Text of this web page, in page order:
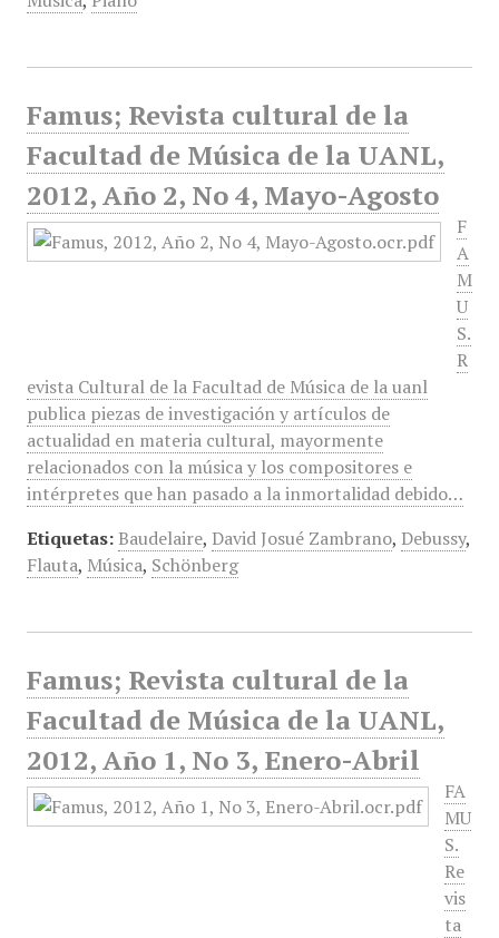
Famus; Revista cultural de la
Facultad de Música de la UANL,
2012, Año 2, No 4, Mayo-Agosto
F
A
M
U
S.
R
evista Cultural de la Facultad de Música de la uanl
publica piezas de investigación y artículos de
actualidad en materia cultural, mayormente
relacionados con la música y los compositores e
intérpretes que han pasado a la inmortalidad debido…
Etiquetas: Baudelaire, David Josué Zambrano, Debussy,
Flauta, Música, Schönberg
Famus; Revista cultural de la
Facultad de Música de la UANL,
2012, Año 1, No 3, Enero-Abril
FA
MU
S.
Re
vis
ta